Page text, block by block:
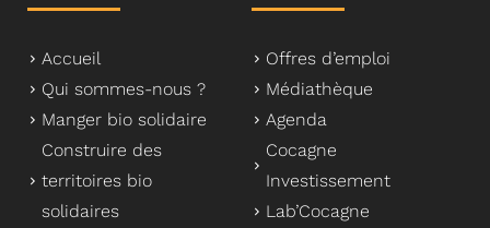
Accueil
Qui sommes-nous ?
Manger bio solidaire
Construire des
territoires bio
solidaires
Offres d’emploi
Médiathèque
Agenda
Cocagne
Investissement
Lab’Cocagne